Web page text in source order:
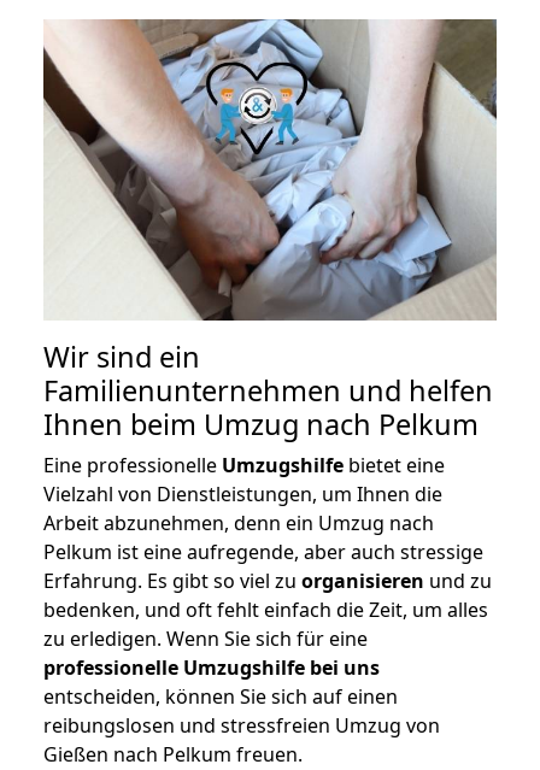
Wir sind ein
Familienunternehmen und helfen
Ihnen beim Umzug nach Pelkum
Eine professionelle Umzugshilfe bietet eine
Vielzahl von Dienstleistungen, um Ihnen die
Arbeit abzunehmen, denn ein Umzug nach
Pelkum ist eine aufregende, aber auch stressige
Erfahrung. Es gibt so viel zu organisieren und zu
bedenken, und oft fehlt einfach die Zeit, um alles
zu erledigen. Wenn Sie sich für eine
professionelle Umzugshilfe bei uns
entscheiden, können Sie sich auf einen
reibungslosen und stressfreien Umzug von
Gießen nach Pelkum freuen.